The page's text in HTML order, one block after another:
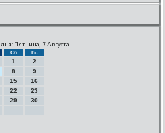
Пятница, 7 Августа
Сб Вс
1
2
8
9
15
16
22
23
29
30